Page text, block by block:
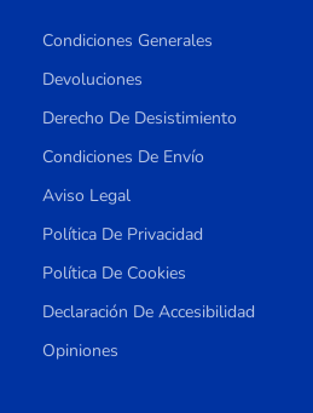
Condiciones Generales
Devoluciones
Derecho De Desistimiento
Condiciones De Envío
Aviso Legal
Política De Privacidad
Política De Cookies
Declaración De Accesibilidad
Opiniones